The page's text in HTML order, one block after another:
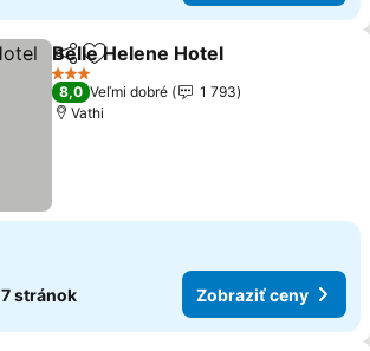
ZdieľaťPridať do obľúbených
Belle Helene Hotel
3 Počet hviezdičiek
8,0 Veľmi dobré
1 793
Vathi
7 stránok Zobraziť ceny